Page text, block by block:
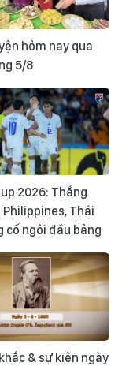
hôm nay qua
5/8
2026: Thắng
Thái
cố ngôi đầu bảng
& sự kiện ngày